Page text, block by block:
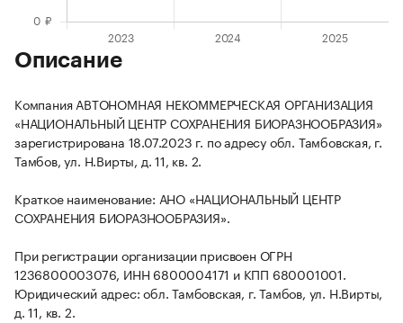
Описание
Компания АВТОНОМНАЯ НЕКОММЕРЧЕСКАЯ ОРГАНИЗАЦИЯ
«НАЦИОНАЛЬНЫЙ ЦЕНТР СОХРАНЕНИЯ БИОРАЗНООБРАЗИЯ»
зарегистрирована 18.07.2023 г. по адресу обл. Тамбовская, г.
Тамбов, ул. Н.Вирты, д. 11, кв. 2.
Краткое наименование: АНО «НАЦИОНАЛЬНЫЙ ЦЕНТР
СОХРАНЕНИЯ БИОРАЗНООБРАЗИЯ».
При регистрации организации присвоен ОГРН
1236800003076, ИНН 6800004171 и КПП 680001001.
Юридический адрес: обл. Тамбовская, г. Тамбов, ул. Н.Вирты,
д. 11, кв. 2.